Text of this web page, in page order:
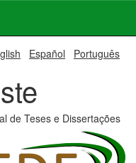
Español Português
de Teses e Dissertações